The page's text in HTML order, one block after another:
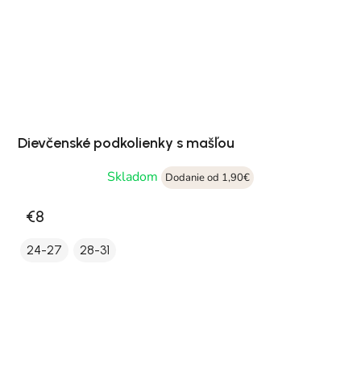
Dievčenské podkolienky s mašľou
Skladom
Dodanie od 1,90€
€8
24-27 28-31